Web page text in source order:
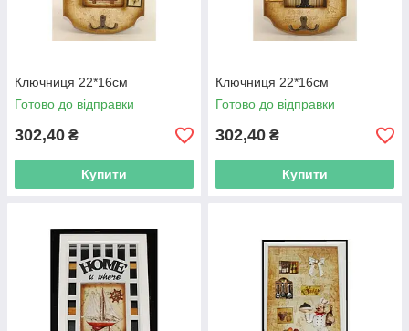
Ключниця 22*16см
Готово до відправки
302,40 ₴
Купити
Ключниця 22*16см
Готово до відправки
302,40 ₴
Купити